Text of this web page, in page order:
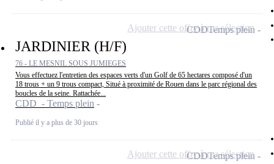
JARDINIER (H/F)
76 - LE MESNIL SOUS JUMIEGES
Vous effectuez l'entretien des espaces verts d'un Golf de 65 hectares composé d'un
18 trous + un 9 trous compact, Situé à proximité de Rouen dans le parc régional des
boucles de la seine. Rattachée...
CDD - Temps plein
Publié il y a plus de 30 jours
CDDTemps plein
Ajouter cette offre à ma sélection
CDDTemps plein
Ajouter cette offre à ma sélection